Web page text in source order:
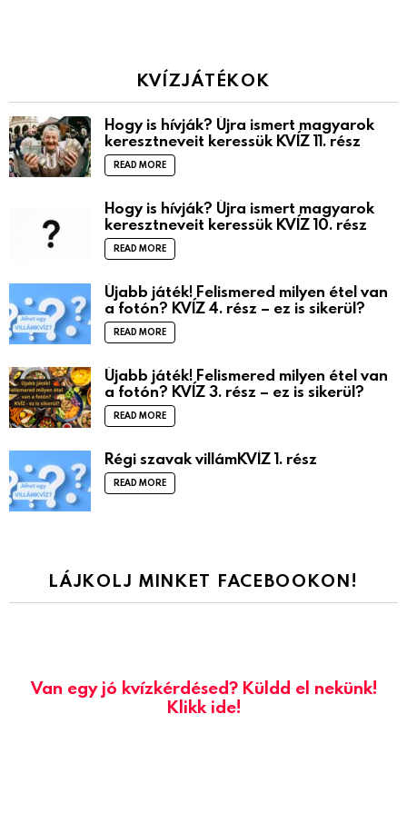
KVÍZJÁTÉKOK
Hogy is hívják? Újra ismert magyarok
keresztneveit keressük KVÍZ 11. rész
READ MORE
Hogy is hívják? Újra ismert magyarok
keresztneveit keressük KVÍZ 10. rész
READ MORE
Újabb játék! Felismered milyen étel van
a fotón? KVÍZ 4. rész – ez is sikerül?
READ MORE
Újabb játék! Felismered milyen étel van
a fotón? KVÍZ 3. rész – ez is sikerül?
READ MORE
Régi szavak villámKVÍZ 1. rész
READ MORE
LÁJKOLJ MINKET FACEBOOKON!
Van egy jó kvízkérdésed? Küldd el nekünk!
Klikk ide!